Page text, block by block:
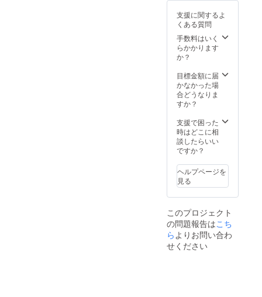
支援に関するよ
くある質問
手数料はいく
らかかります
か？
目標金額に届
かなかった場
合どうなりま
すか？
支援で困った
時はどこに相
談したらいい
ですか？
ヘルプページを
見る
このプロジェクト
の問題報告はこち
らよりお問い合わ
せください